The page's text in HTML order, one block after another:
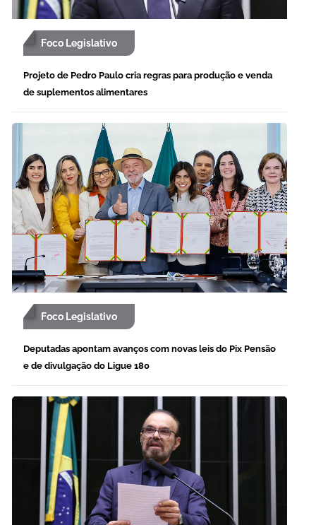
Foco Legislativo
Projeto de Pedro Paulo cria regras para produção e venda
de suplementos alimentares
Foco Legislativo
Deputadas apontam avanços com novas leis do Pix Pensão
e de divulgação do Ligue 180